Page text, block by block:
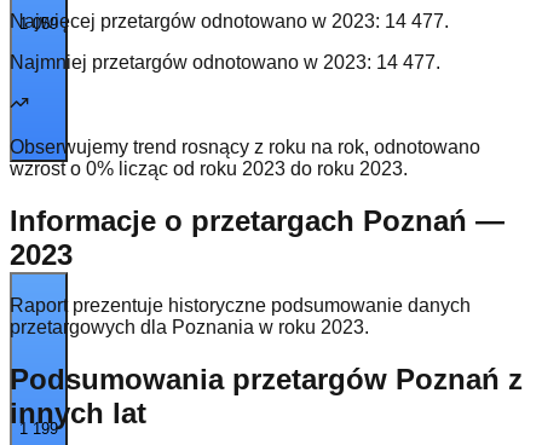
1 059
1 199
Najwięcej przetargów odnotowano w 2023: 14 477.
Najmniej przetargów odnotowano w 2023: 14 477.
Obserwujemy trend rosnący z roku na rok, odnotowano
wzrost o 0% licząc od roku 2023 do roku 2023.
Informacje o przetargach Poznań —
2023
Raport prezentuje historyczne podsumowanie danych
przetargowych dla Poznania w roku 2023.
Podsumowania przetargów Poznań z
innych lat